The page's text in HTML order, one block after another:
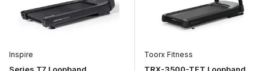
Inspire
Series T7 Loopband
Toorx Fitness